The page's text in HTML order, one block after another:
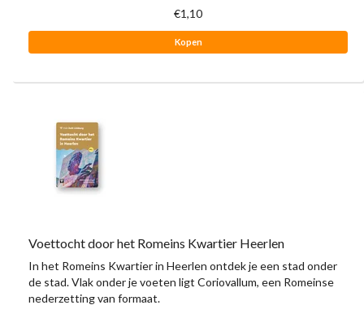
€1,10
Kopen
Voettocht door het Romeins Kwartier Heerlen
In het Romeins Kwartier in Heerlen ontdek je een stad onder
de stad. Vlak onder je voeten ligt Coriovallum, een Romeinse
nederzetting van formaat.